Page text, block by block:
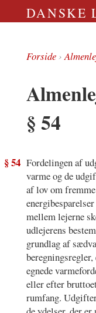
DANSKE
Forside›
§ 54
§ 54 Fordelingen af
varme og de
af lov om
mellem lejerne
udlejerens
grundlag af
egnede
eller efter
rumfang.